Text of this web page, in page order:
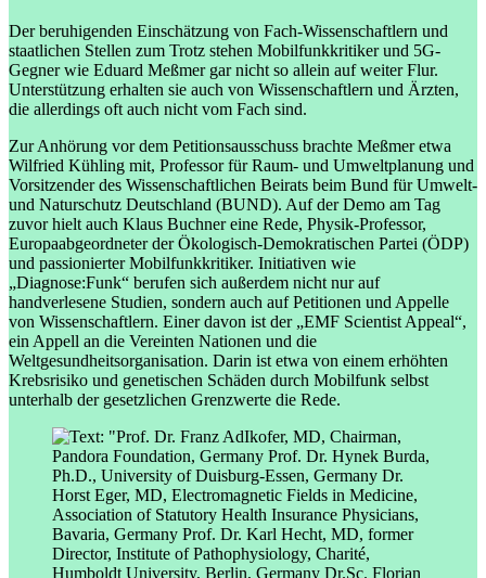
Der beruhigenden Einschätzung von Fach-Wissenschaftlern und
staatlichen Stellen zum Trotz stehen Mobilfunkkritiker und 5G-
Gegner wie Eduard Meßmer gar nicht so allein auf weiter Flur.
Unterstützung erhalten sie auch von Wissenschaftlern und Ärzten,
die allerdings oft auch nicht vom Fach sind.
Zur Anhörung vor dem Petitionsausschuss brachte Meßmer etwa
Wilfried Kühling mit, Professor für Raum- und Umweltplanung und
Vorsitzender des Wissenschaftlichen Beirats beim Bund für Umwelt-
und Naturschutz Deutschland (BUND). Auf der Demo am Tag
zuvor hielt auch Klaus Buchner eine Rede, Physik-Professor,
Europaabgeordneter der Ökologisch-Demokratischen Partei (ÖDP)
und passionierter Mobilfunkkritiker. Initiativen wie
„Diagnose:Funk“ berufen sich außerdem nicht nur auf
handverlesene Studien, sondern auch auf Petitionen und Appelle
von Wissenschaftlern. Einer davon ist der „EMF Scientist Appeal“,
ein Appell an die Vereinten Nationen und die
Weltgesundheitsorganisation. Darin ist etwa von einem erhöhten
Krebsrisiko und genetischen Schäden durch Mobilfunk selbst
unterhalb der gesetzlichen Grenzwerte die Rede.